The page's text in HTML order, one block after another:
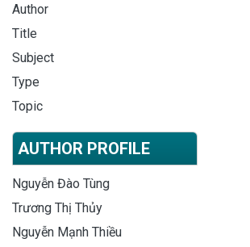
Author
Title
Subject
Type
Topic
AUTHOR PROFILE
Nguyễn Đào Tùng
Trương Thị Thủy
Nguyễn Mạnh Thiều